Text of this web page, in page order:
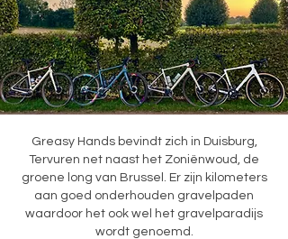
Greasy Hands bevindt zich in Duisburg,
Tervuren net naast het Zoniënwoud, de
groene long van Brussel. Er zijn kilometers
aan goed onderhouden gravelpaden
waardoor het ook wel het gravelparadijs
wordt genoemd.